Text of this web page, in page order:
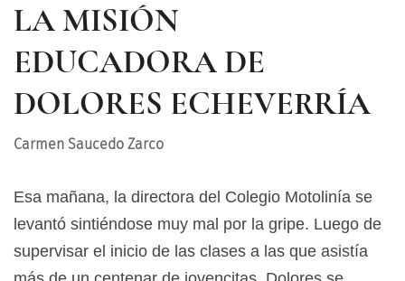
LA MISIÓN
EDUCADORA DE
DOLORES ECHEVERRÍA
Carmen Saucedo Zarco
Esa mañana, la directora del Colegio Motolinía se
levantó sintiéndose muy mal por la gripe. Luego de
supervisar el inicio de las clases a las que asistía